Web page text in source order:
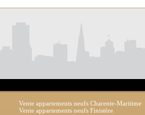
Vente appartements neufs Charente-Maritime
Vente appartements neufs Finistère